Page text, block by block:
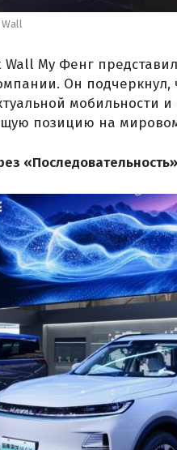
Му Фенг
Он подчеркнул,
мобильности
позицию на